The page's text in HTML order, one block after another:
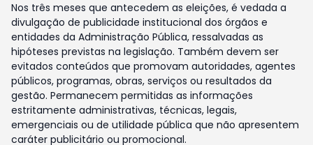
Nos três meses que antecedem as eleições, é vedada a
divulgação de publicidade institucional dos órgãos e
entidades da Administração Pública, ressalvadas as
hipóteses previstas na legislação. Também devem ser
evitados conteúdos que promovam autoridades, agentes
públicos, programas, obras, serviços ou resultados da
gestão. Permanecem permitidas as informações
estritamente administrativas, técnicas, legais,
emergenciais ou de utilidade pública que não apresentem
caráter publicitário ou promocional.